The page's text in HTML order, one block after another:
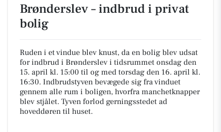
Brønderslev – indbrud i privat
bolig
Ruden i et vindue blev knust, da en bolig blev udsat
for indbrud i Brønderslev i tidsrummet onsdag den
15. april kl. 15:00 til og med torsdag den 16. april kl.
16:30. Indbrudstyven bevægede sig fra vinduet
gennem alle rum i boligen, hvorfra manchetknapper
blev stjålet. Tyven forlod gerningsstedet ad
hoveddøren til huset.